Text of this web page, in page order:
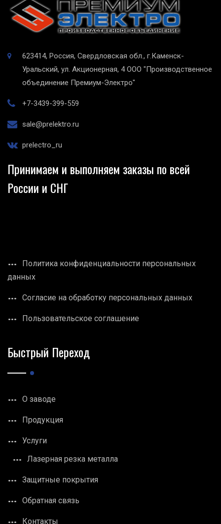
623414, Россия, Свердловская обл., г.Каменск-
Уральский, ул. Акционерная, 4 ООО "Производственное
объединение Премиум-Электро"
+7-3439-399-559
sale@prelektro.ru
prelectro_ru
Принимаем и выполняем заказы по всей
России и СНГ
Политика конфиденциальности персональных
данных
Согласие на обработку персональных данных
Пользовательское соглашение
Быстрый Переход
О заводе
Продукция
Услуги
Лазерная резка металла
Защитные покрытия
Обратная связь
Контакты